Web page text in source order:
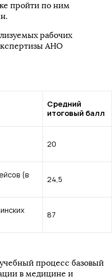
пройти по ним
рабочих
АНО
Средний
итоговый балл
20
(в
24,5
87
процесс базовый
в медицине и